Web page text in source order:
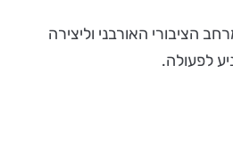
הציבורי האורבני וליצירה
לפעולה.